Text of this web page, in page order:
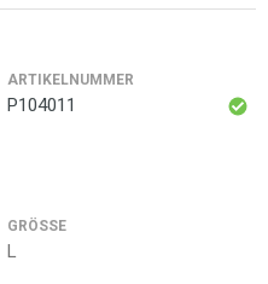
ARTIKELNUMMER
P104011
GRÖSSE
L